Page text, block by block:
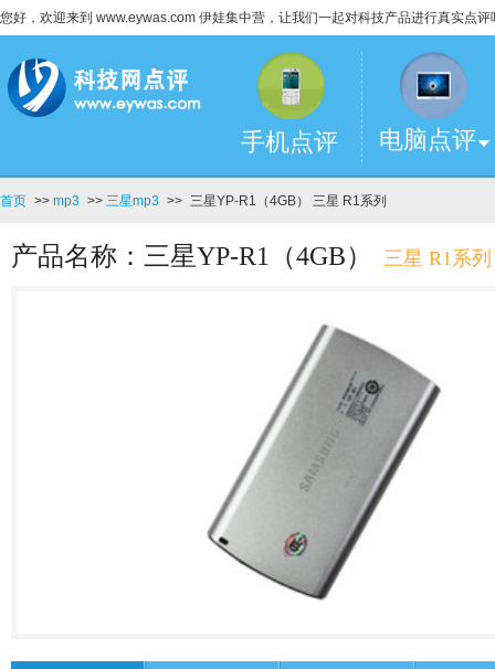
您好，欢迎来到 www.eywas.com 伊娃集中营，让我们一起对科技产品进行真实点评
手机点评 电脑点评
首页 >> mp3 >> 三星mp3 >> 三星YP-R1（4GB） 三星 R1系列
产品名称：三星YP-R1（4GB） 三星 R1系列